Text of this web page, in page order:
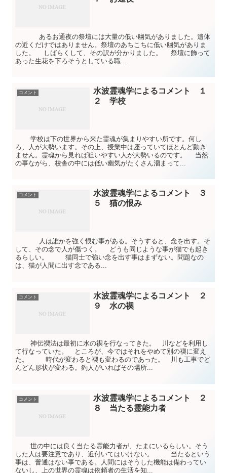
あるお通夜の祭壇には大量の低い幽気がありました。遺体
の近くだけではありません。祭壇のあちこちに低い幽気がありま
した。 しばらくして、その訳が分かりました。 祭壇に飾って
あった生花を下ろそうとしている職...
コメント
水波霊魂学によるコメント １
２ 学校
学校は下の世界から来た霊魂が集まりやすい所です。何し
ろ、人が大勢います。その上、授業中は座っていてほとんど動き
ません。霊魂から見れば狙いやすい人が大勢いるのです。 当然
の事ながら、校舎の中には低い幽気がたくさん溜まって...
コメント
水波霊魂学によるコメント ３
５ 猫の恨み
人は誰かを強く恨む事がある。そうすると、念を出す。そ
して、その念で人が傷つく。 どうも同じような事が猫でも起き
るらしい。 猫同士で強い念を出す事はまずない。問題なの
は、猫が人間に出す念である...
コメント
水波霊魂学によるコメント ２
９ 水の禊
神伝禊法は最初に水の禊を行なってきた。 川などを利用し
て行なっていた。 ところが、今ではそれをやめて別の禊に変え
た。 時代が変わると禊も変わるのであった。 川も工事でど
んどん形状が変わる。釣人がいればその場所...
コメント
水波霊魂学によるコメント ２
８ 当たる霊能力者
世の中には良く当たる霊能力者が、たまにいるらしい。そう
した人は要注意であり、近付いてはいけない。 当たるという
事は、普通はない事である。人間にはそうした機能は備わってい
ないし、上の世界の霊魂は依頼者の生活を知...